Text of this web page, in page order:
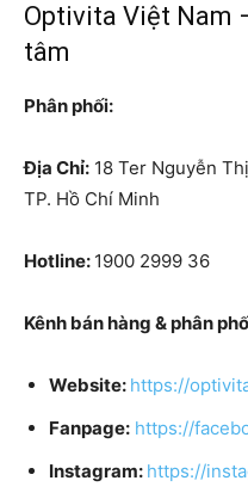
Optivita Việt Nam
tâm
Phân phối:
Địa Chỉ: 18 Ter Nguyễn
TP. Hồ Chí Minh
Hotline: 1900 2999 36
Kênh bán hàng & phân
Website: https://
Fanpage: https://
Instagram: https://